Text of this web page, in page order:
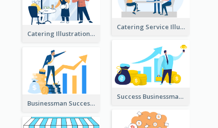
Catering Service Illustration
Catering Illustration
Success Businessman Illustration
Businessman Success Illustration